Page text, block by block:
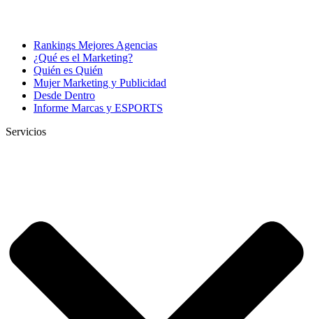
Rankings Mejores Agencias
¿Qué es el Marketing?
Quién es Quién
Mujer Marketing y Publicidad
Desde Dentro
Informe Marcas y ESPORTS
Servicios